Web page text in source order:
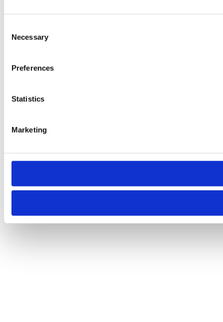
Selection
Necessary
Preferences
Statistics
Marketing